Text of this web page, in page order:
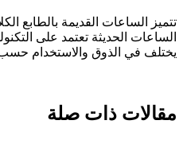
تتميز الساعات القديمة بالطابع
الساعات الحديثة تعتمد على
يختلف في الذوق والاستخدام
مقالات ذات صلة